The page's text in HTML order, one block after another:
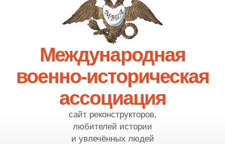
Международная
военно-историческая
ассоциация
сайт реконструкторов,
любителей истории
и увлечённых людей